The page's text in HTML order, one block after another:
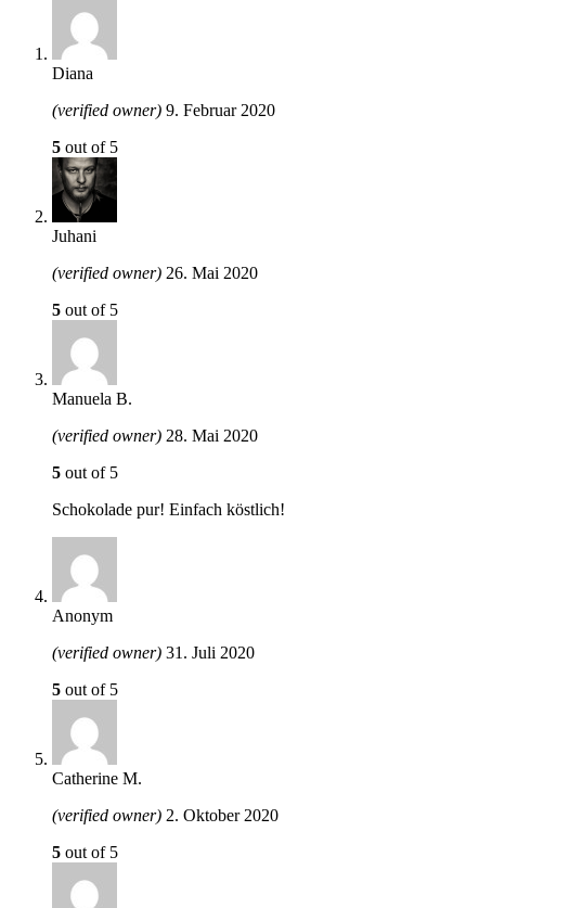
Diana
(verified owner) 9. Februar 2020
5 out of 5
Juhani
(verified owner) 26. Mai 2020
5 out of 5
Manuela B.
(verified owner) 28. Mai 2020
5 out of 5
Schokolade pur! Einfach köstlich!
Anonym
(verified owner) 31. Juli 2020
5 out of 5
Catherine M.
(verified owner) 2. Oktober 2020
5 out of 5